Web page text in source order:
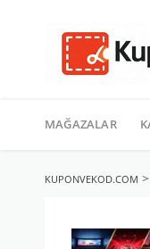
geç
MAĞAZALAR
KUPONVEKOD.COM >